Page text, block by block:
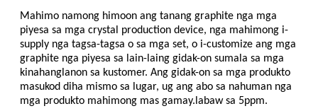
Mahimo namong himoon ang tanang graphite nga mga
piyesa sa mga crystal production device, nga mahimong i-
supply nga tagsa-tagsa o ​​sa mga set, o i-customize ang mga
graphite nga piyesa sa lain-laing gidak-on sumala sa mga
kinahanglanon sa kustomer. Ang gidak-on sa mga produkto
masukod diha mismo sa lugar, ug ang abo sa nahuman nga
mga produkto mahimong mas gamay. labaw sa 5ppm.